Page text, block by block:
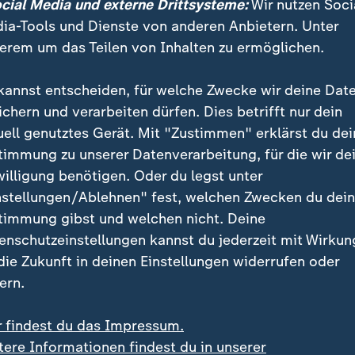
Schienennetz hakt, dann hat das gravierende Folgen.
mit Kosten von 800 Millionen Euro. Es ist das
der umfassenden Generalsanierung bei einer
umgesetzt wird.
die Strecken, die zur Generalsanierung bis 2036
Wo die Bahn wann baut
Media und externe Drittsysteme:Wir nutzen
Tools und Dienste von anderen Anbietern. Unter
um das Teilen von Inhalten zu ermöglichen.
entscheiden, für welche Zwecke wir deine
und verarbeiten dürfen. Dies betrifft nur dein
genutztes Gerät. Mit "Zustimmen" erklärst du
zu unserer Datenverarbeitung, für die wir
benötigen. Oder du legst unter
Ablehnen" fest, welchen Zwecken du
gibst und welchen nicht. Deine
kannst du jederzeit mit
Zukunft in deinen Einstellungen widerrufen oder
findest du das Impressum.
Informationen findest du in unserer